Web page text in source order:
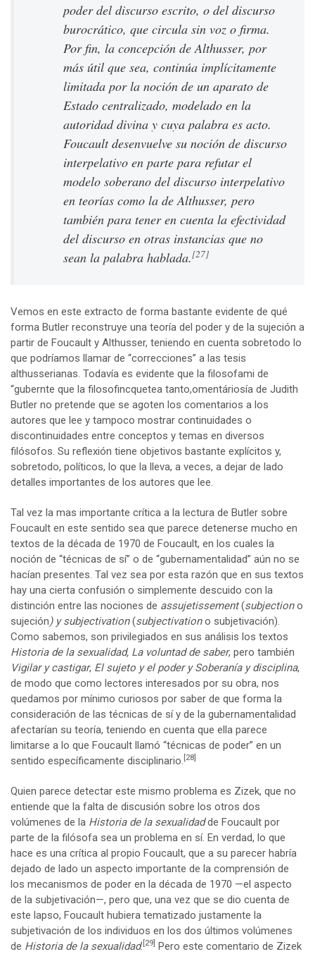
poder del discurso escrito, o del discurso
burocrático, que circula sin voz o firma.
Por fin, la concepción de Althusser, por
más útil que sea, continúa implícitamente
limitada por la noción de un aparato de
Estado centralizado, modelado en la
autoridad divina y cuya palabra es acto.
Foucault desenvuelve su noción de discurso
interpelativo en parte para refutar el
modelo soberano del discurso interpelativo
en teorías como la de Althusser, pero
también para tener en cuenta la efectividad
del discurso en otras instancias que no
sean la palabra hablada.[27]
Vemos en este extracto de forma bastante evidente de qué
forma Butler reconstruye una teoría del poder y de la sujeción a
partir de Foucault y Althusser, teniendo en cuenta sobretodo lo
que podríamos llamar de “correcciones” a las tesis
althusserianas. Todavía es evidente que la filosofami de
“gubernte que la filosofincquetea tanto,omentáriosía de Judith
Butler no pretende que se agoten los comentarios a los
autores que lee y tampoco mostrar continuidades o
discontinuidades entre conceptos y temas en diversos
filósofos. Su reflexión tiene objetivos bastante explícitos y,
sobretodo, políticos, lo que la lleva, a veces, a dejar de lado
detalles importantes de los autores que lee.
Tal vez la mas importante crítica a la lectura de Butler sobre
Foucault en este sentido sea que parece detenerse mucho en
textos de la década de 1970 de Foucault, en los cuales la
noción de “técnicas de sí” o de “gubernamentalidad” aún no se
hacían presentes. Tal vez sea por esta razón que en sus textos
hay una cierta confusión o simplemente descuido con la
distinción entre las nociones de assujetissement(subjectiono
sujeción) y subjectivation(subjectivationo subjetivación).
Como sabemos, son privilegiados en sus análisis los textos
Historia de la sexualidad, La voluntad de saber, pero también
Vigilar y castigar, El sujeto y el poder y Soberanía y disciplina,
de modo que como lectores interesados por su obra, nos
quedamos por mínimo curiosos por saber de que forma la
consideración de las técnicas de sí y de la gubernamentalidad
afectarían su teoría, teniendo en cuenta que ella parece
limitarse a lo que Foucault llamó “técnicas de poder” en un
sentido específicamente disciplinario. [28]
Quien parece detectar este mismo problema es Zizek, que no
entiende que la falta de discusión sobre los otros dos
volúmenes de la Historia de la sexualidadde Foucault por
parte de la filósofa sea un problema en sí. En verdad, lo que
hace es una crítica al propio Foucault, que a su parecer habría
dejado de lado un aspecto importante de la comprensión de
los mecanismos de poder en la década de 1970 —el aspecto
de la subjetivación—, pero que, una vez que se dio cuenta de
este lapso, Foucault hubiera tematizado justamente la
subjetivación de los individuos en los dos últimos volúmenes
de Historia de la sexualidad. [29] Pero este comentario de Zizek